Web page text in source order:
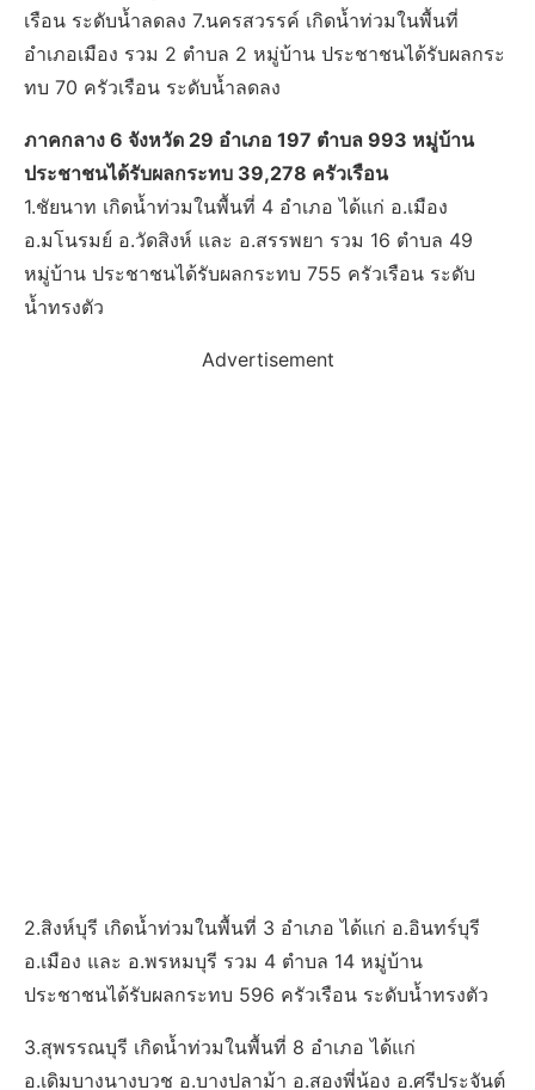
เรือน ระดับน้ำลดลง 7.นครสวรรค์ เกิดน้ำท่วมในพื้นที่
อำเภอเมือง รวม 2 ตำบล 2 หมู่บ้าน ประชาชนได้รับผลกระ
ทบ 70 ครัวเรือน ระดับน้ำลดลง
ภาคกลาง 6 จังหวัด 29 อำเภอ 197 ตำบล 993 หมู่บ้าน
ประชาชนได้รับผลกระทบ 39,278 ครัวเรือน
1.ชัยนาท เกิดน้ำท่วมในพื้นที่ 4 อำเภอ ได้แก่ อ.เมือง
อ.มโนรมย์ อ.วัดสิงห์ และ อ.สรรพยา รวม 16 ตำบล 49
หมู่บ้าน ประชาชนได้รับผลกระทบ 755 ครัวเรือน ระดับ
น้ำทรงตัว
Advertisement
2.สิงห์บุรี เกิดน้ำท่วมในพื้นที่ 3 อำเภอ ได้แก่ อ.อินทร์บุรี
อ.เมือง และ อ.พรหมบุรี รวม 4 ตำบล 14 หมู่บ้าน
ประชาชนได้รับผลกระทบ 596 ครัวเรือน ระดับน้ำทรงตัว
3.สุพรรณบุรี เกิดน้ำท่วมในพื้นที่ 8 อำเภอ ได้แก่
อ.เดิมบางนางบวช อ.บางปลาม้า อ.สองพี่น้อง อ.ศรีประจันต์